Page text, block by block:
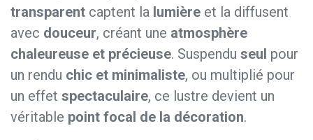
transparent captent la lumière et la diffusent
avec douceur, créant une atmosphère
chaleureuse et précieuse. Suspendu seul pour
un rendu chic et minimaliste, ou multiplié pour
un effet spectaculaire, ce lustre devient un
véritable point focal de la décoration.